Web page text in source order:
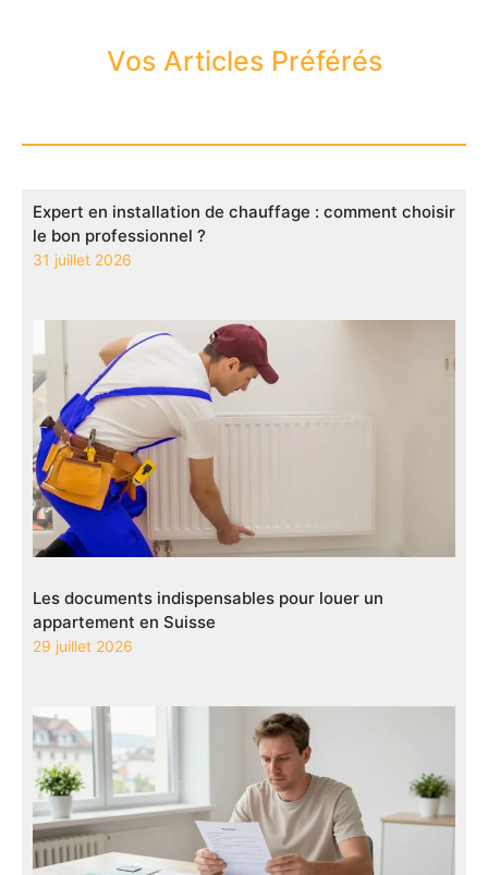
Vos Articles Préférés
Expert en installation de chauffage : comment choisir
le bon professionnel ?
31 juillet 2026
Les documents indispensables pour louer un
appartement en Suisse
29 juillet 2026